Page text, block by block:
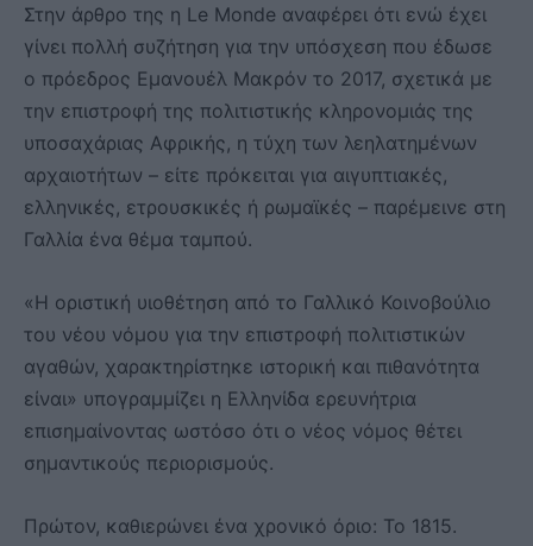
Στην άρθρο της η Le Monde αναφέρει ότι ενώ έχει
γίνει πολλή συζήτηση για την υπόσχεση που έδωσε
ο πρόεδρος Εμανουέλ Μακρόν το 2017, σχετικά με
την επιστροφή της πολιτιστικής κληρονομιάς της
υποσαχάριας Αφρικής, η τύχη των λεηλατημένων
αρχαιοτήτων – είτε πρόκειται για αιγυπτιακές,
ελληνικές, ετρουσκικές ή ρωμαϊκές – παρέμεινε στη
Γαλλία ένα θέμα ταμπού.
«Η οριστική υιοθέτηση από το Γαλλικό Κοινοβούλιο
του νέου νόμου για την επιστροφή πολιτιστικών
αγαθών, χαρακτηρίστηκε ιστορική και πιθανότητα
είναι» υπογραμμίζει η Ελληνίδα ερευνήτρια
επισημαίνοντας ωστόσο ότι ο νέος νόμος θέτει
σημαντικούς περιορισμούς.
Πρώτον, καθιερώνει ένα χρονικό όριο: Το 1815.